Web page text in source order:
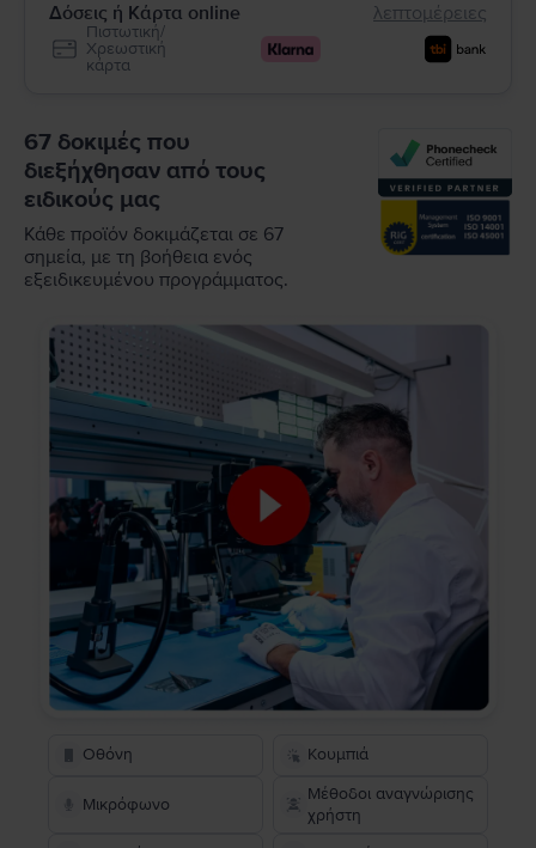
Δόσεις ή Κάρτα online λεπτομέρειες
Πιστωτική/
Χρεωστική
κάρτα
67 δοκιμές που
διεξήχθησαν από τους
ειδικούς μας
Κάθε προϊόν δοκιμάζεται σε 67
σημεία, με τη βοήθεια ενός
εξειδικευμένου προγράμματος.
Οθόνη Κουμπιά
Μικρόφωνο
Μέθοδοι αναγνώρισης
χρήστη